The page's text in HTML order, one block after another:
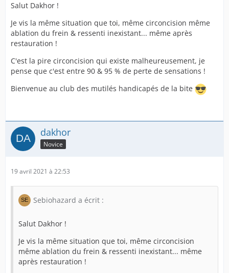
Salut Dakhor !
Je vis la même situation que toi, même circoncision même
ablation du frein & ressenti inexistant... même après
restauration !
C'est la pire circoncision qui existe malheureusement, je
pense que c'est entre 90 & 95 % de perte de sensations !
Bienvenue au club des mutilés handicapés de la bite
dakhor
Novice
19 avril 2021 à 22:53
Sebiohazard a écrit :
Salut Dakhor !
Je vis la même situation que toi, même circoncision
même ablation du frein & ressenti inexistant... même
après restauration !